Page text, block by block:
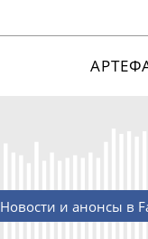
Новости и анонсы в